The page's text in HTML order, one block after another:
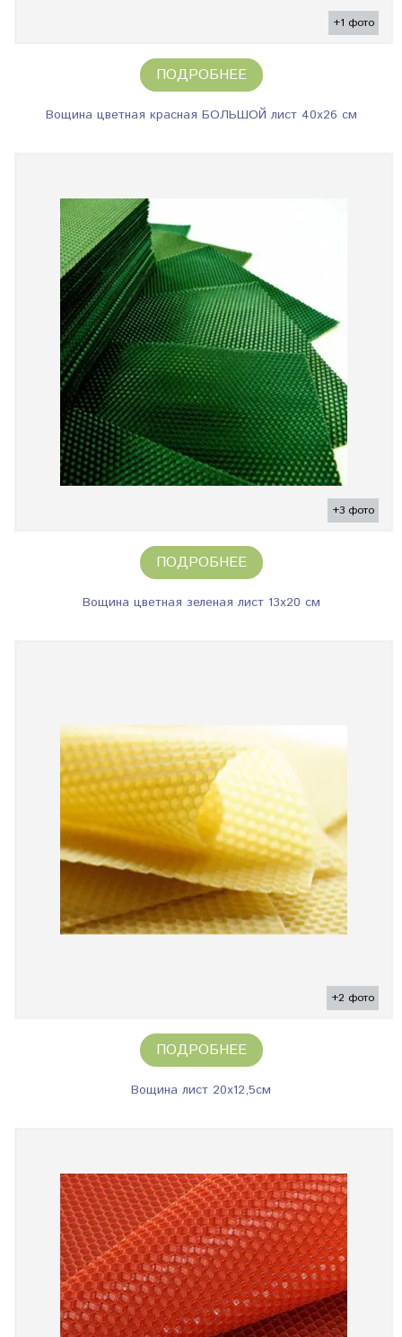
+1 фото
ПОДРОБНЕЕ
Вощина цветная красная БОЛЬШОЙ лист 40х26 см
+3 фото
ПОДРОБНЕЕ
Вощина цветная зеленая лист 13х20 см
+2 фото
ПОДРОБНЕЕ
Вощина лист 20х12,5см